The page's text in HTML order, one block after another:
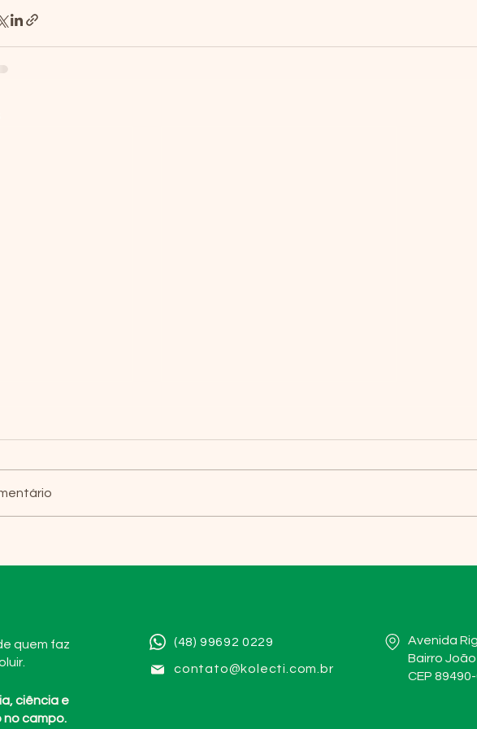
quem faz
(48) 99692 0229
contato@kolecti.com.br
Avenida
Bairro João
CEP
ciência e
campo.